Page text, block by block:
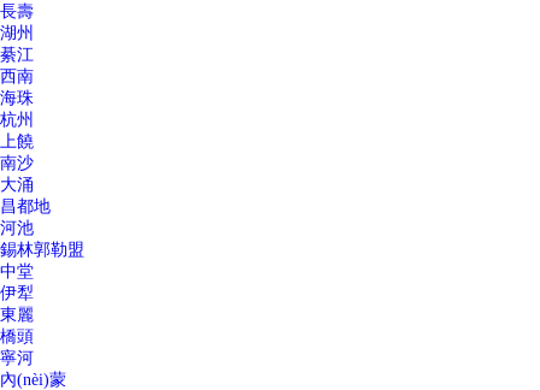
長壽
湖州
綦江
西南
海珠
杭州
上饒
南沙
大涌
昌都地
河池
錫林郭勒盟
中堂
伊犁
東麗
橋頭
寧河
內(nèi)蒙